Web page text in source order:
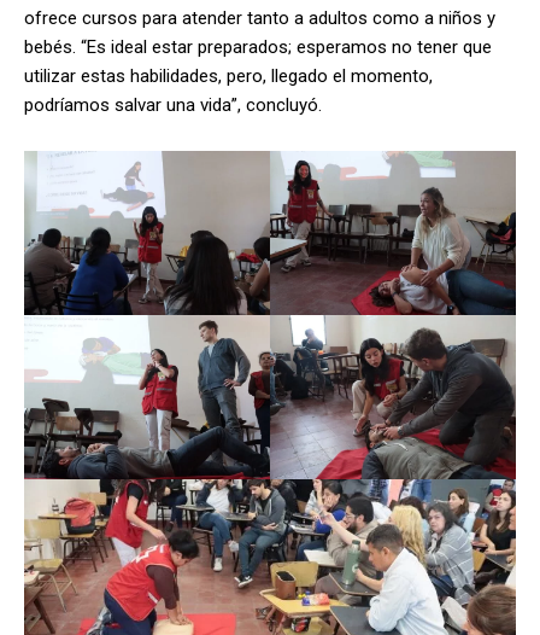
ofrece cursos para atender tanto a adultos como a niños y
bebés. “Es ideal estar preparados; esperamos no tener que
utilizar estas habilidades, pero, llegado el momento,
podríamos salvar una vida”, concluyó.